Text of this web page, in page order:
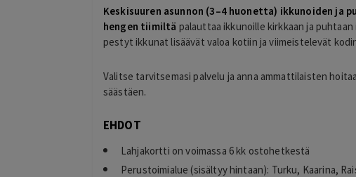
Keskisuuren asunnon (3–4 huonetta) ikkunoiden ja
hengen tiimiltä palauttaa ikkunoille kirkkaan ja
pestyt ikkunat lisäävät valoa kotiin ja viimeistelevät
Valitse tarvitsemasi palvelu ja anna ammattilaisten
säästäen.
EHDOT
Lahjakortti on voimassa 6 kk ostohetkestä
Perustoimialue (sisältyy hintaan): Turku, Kaarina,
Lisätty